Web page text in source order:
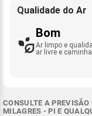
Qualidade do Ar
Bom
Ar limpo e
ar livre e
CONSULTE A
MILAGRES - PI E